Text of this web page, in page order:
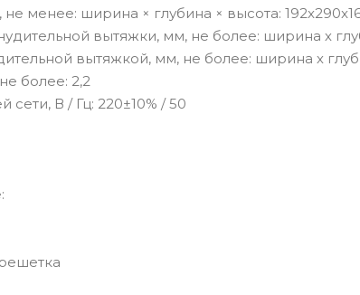
менее: ширина × глубина × высота:
вытяжки, мм, не более: ширина х
вытяжкой, мм, не более: ширина х
более: 2,2
В / Гц: 220±10% / 50